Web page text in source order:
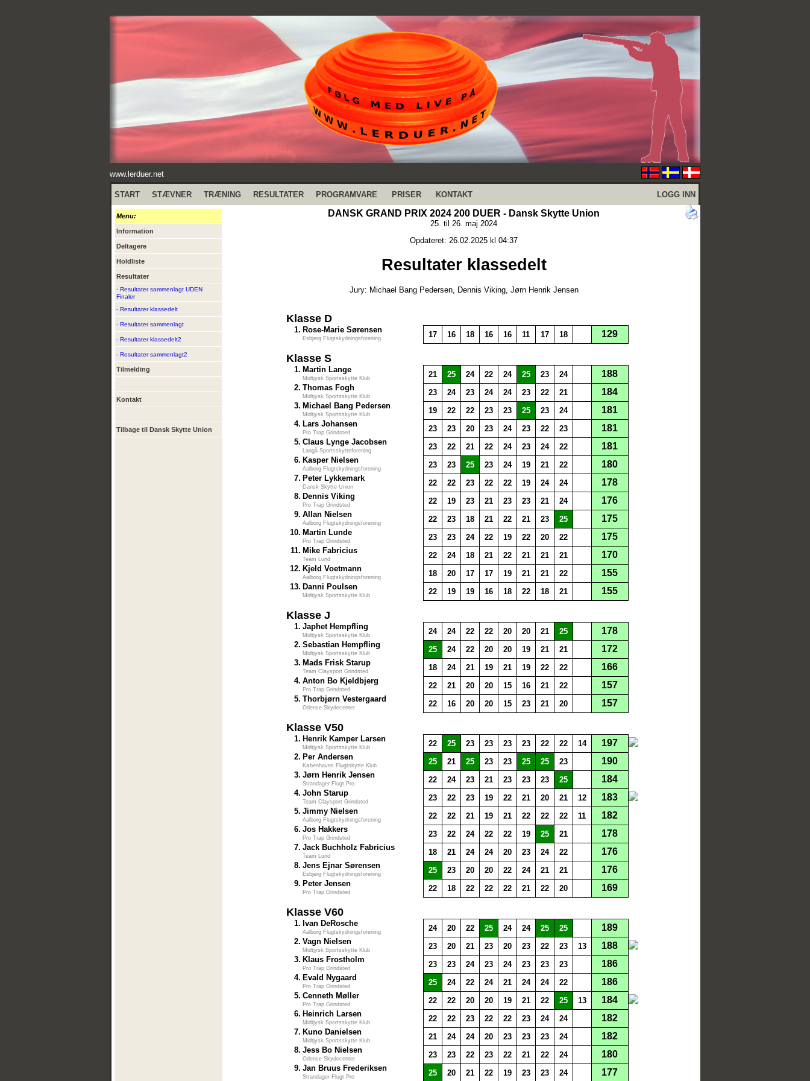
www.lerduer.net
START STÆVNER TRÆNING RESULTATER PROGRAMVARE PRISER KONTAKT LOGG INN
Menu:
Information
Deltagere
Holdliste
Resultater
- Resultater sammenlagt UDEN
Finaler
- Resultater klassedelt
- Resultater sammenlagt
- Resultater klassedelt2
- Resultater sammenlagt2
Tilmelding
Kontakt
Tilbage til Dansk Skytte Union
DANSK GRAND PRIX 2024 200 DUER - Dansk Skytte Union
25. til 26. maj 2024
Opdateret: 26.02.2025 kl 04:37
Resultater klassedelt
Jury: Michael Bang Pedersen, Dennis Viking, Jørn Henrik Jensen
Klasse D
1. Rose-Marie Sørensen
Esbjerg Flugtskydningsforening 17 16 18 16 16 11 17 18 129
Klasse S
1. Martin Lange
Midtjysk Sportsskytte Klub 21 25 24 22 24 25 23 24 188
2. Thomas Fogh
Midtjysk Sportsskytte Klub 23 24 23 24 24 23 22 21 184
3. Michael Bang Pedersen
Midtjysk Sportsskytte Klub 19 22 22 23 23 25 23 24 181
4. Lars Johansen
Pro Trap Grindsted 23 23 20 23 24 23 22 23 181
5. Claus Lynge Jacobsen
Langå Sportsskytteforening 23 22 21 22 24 23 24 22 181
6. Kasper Nielsen
Aalborg Flugtskydningsforening 23 23 25 23 24 19 21 22 180
7. Peter Lykkemark
Dansk Skytte Union 22 22 23 22 22 19 24 24 178
8. Dennis Viking
Pro Trap Grindsted 22 19 23 21 23 23 21 24 176
9. Allan Nielsen
Aalborg Flugtskydningsforening 22 23 18 21 22 21 23 25 175
10. Martin Lunde
Pro Trap Grindsted 23 23 24 22 19 22 20 22 175
11. Mike Fabricius
Team Lund 22 24 18 21 22 21 21 21 170
12. Kjeld Voetmann
Aalborg Flugtskydningsforening 18 20 17 17 19 21 21 22 155
13. Danni Poulsen
Midtjysk Sportsskytte Klub 22 19 19 16 18 22 18 21 155
Klasse J
1. Japhet Hempfling
Midtjysk Sportsskytte Klub 24 24 22 22 20 20 21 25 178
2. Sebastian Hempfling
Midtjysk Sportsskytte Klub 25 24 22 20 20 19 21 21 172
3. Mads Frisk Starup
Team Claysport Grindsted 18 24 21 19 21 19 22 22 166
4. Anton Bo Kjeldbjerg
Pro Trap Grindsted 22 21 20 20 15 16 21 22 157
5. Thorbjørn Vestergaard
Odense Skydecenter 22 16 20 20 15 23 21 20 157
Klasse V50
1. Henrik Kamper Larsen
Midtjysk Sportsskytte Klub 22 25 23 23 23 23 22 22 14 197
2. Per Andersen
Københavns Flugtskytte Klub 25 21 25 23 23 25 25 23 190
3. Jørn Henrik Jensen
Strandager Flugt Pro 22 24 23 21 23 23 23 25 184
4. John Starup
Team Claysport Grindsted 23 22 23 19 22 21 20 21 12 183
5. Jimmy Nielsen
Aalborg Flugtskydningsforening 22 22 21 19 21 22 22 22 11 182
6. Jos Hakkers
Pro Trap Grindsted 23 22 24 22 22 19 25 21 178
7. Jack Buchholz Fabricius
Team Lund 18 21 24 24 20 23 24 22 176
8. Jens Ejnar Sørensen
Esbjerg Flugtskydningsforening 25 23 20 20 22 24 21 21 176
9. Peter Jensen
Pro Trap Grindsted 22 18 22 22 22 21 22 20 169
Klasse V60
1. Ivan DeRosche
Aalborg Flugtskydningsforening 24 20 22 25 24 24 25 25 189
2. Vagn Nielsen
Midtjysk Sportsskytte Klub 23 20 21 23 20 23 22 23 13 188
3. Klaus Frostholm
Pro Trap Grindsted 23 23 24 23 24 23 23 23 186
4. Evald Nygaard
Pro Trap Grindsted 25 24 22 24 21 24 24 22 186
5. Cenneth Møller
Pro Trap Grindsted 22 22 20 20 19 21 22 25 13 184
6. Heinrich Larsen
Midtjysk Sportsskytte Klub 22 22 23 22 22 23 24 24 182
7. Kuno Danielsen
Midtjysk Sportsskytte Klub 21 24 24 20 23 23 23 24 182
8. Jess Bo Nielsen
Odense Skydecenter 23 23 22 23 22 21 22 24 180
9. Jan Bruus Frederiksen
Strandager Flugt Pro 25 20 21 22 19 23 23 24 177